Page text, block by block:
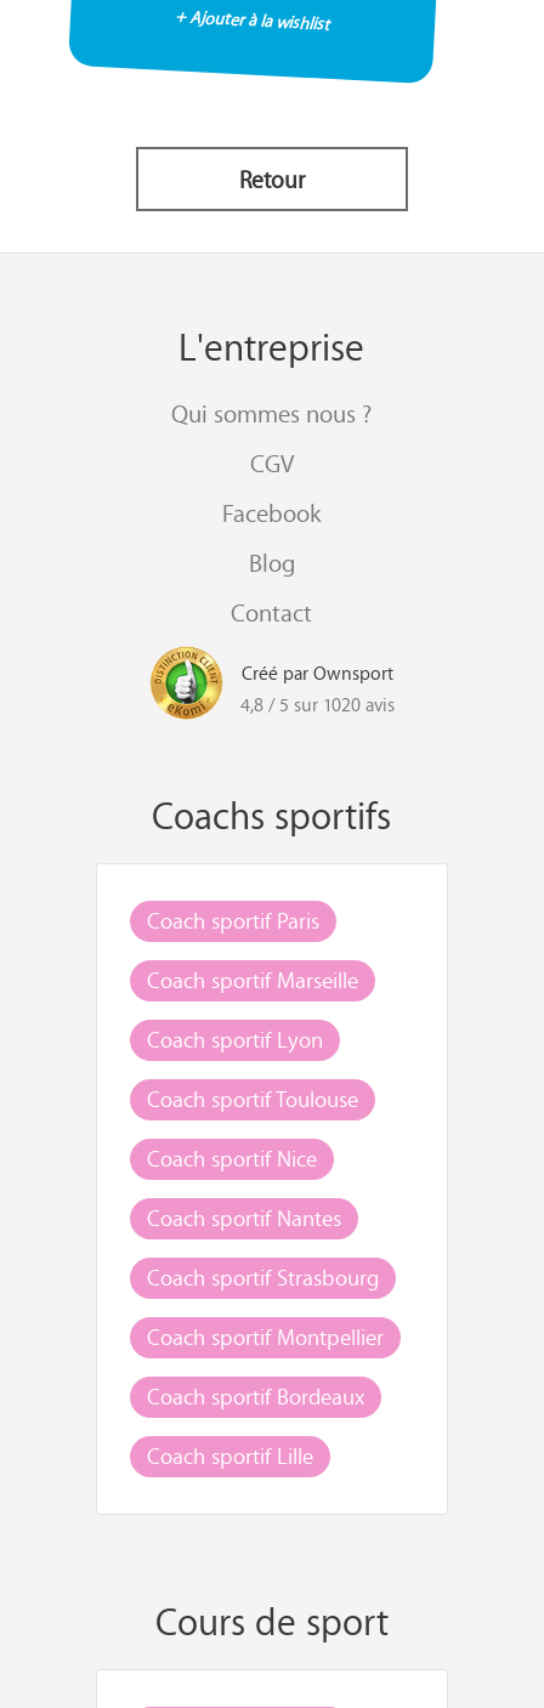
+ Ajouter à la wishlist
Retour
L'entreprise
Qui sommes nous ?
CGV
Facebook
Blog
Contact
Créé par Ownsport
4,8 / 5 sur 1020 avis
Coachs sportifs
Coach sportif Paris
Coach sportif Marseille
Coach sportif Lyon
Coach sportif Toulouse
Coach sportif Nice
Coach sportif Nantes
Coach sportif Strasbourg
Coach sportif Montpellier
Coach sportif Bordeaux
Coach sportif Lille
Cours de sport